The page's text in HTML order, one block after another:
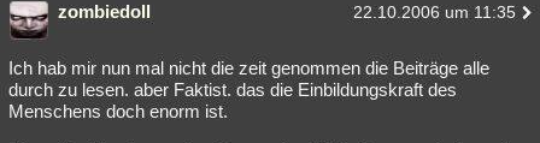
zombiedoll 22.10.2006 um 11:35
Ich hab mir nun mal nicht die zeit genommen die Beiträge alle
durch zu lesen. aber Faktist. das die Einbildungskraft des
Menschens doch enorm ist.